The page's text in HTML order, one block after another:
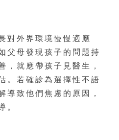
對外界環境慢慢適應
父母發現孩子的問題持
，就應帶孩子見醫生，
。若確診為選擇性不語
導致他們焦慮的原因，
。